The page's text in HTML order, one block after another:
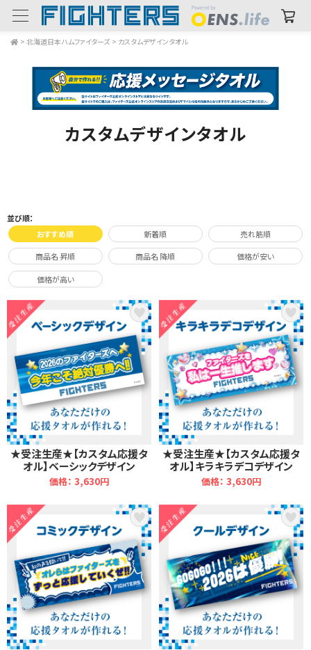
> 北海道日本ハムファイターズ > カスタムデザインタオル
カスタムデザインタオル
並び順：
おすすめ順
新着順 売れ筋順
商品名 昇順 商品名 降順 価格が安い
価格が高い
★受注生産★【カスタム応援タ
オル】ベーシックデザイン
価格： 3,630円
★受注生産★【カスタム応援タ
オル】キラキラデコデザイン
価格： 3,630円